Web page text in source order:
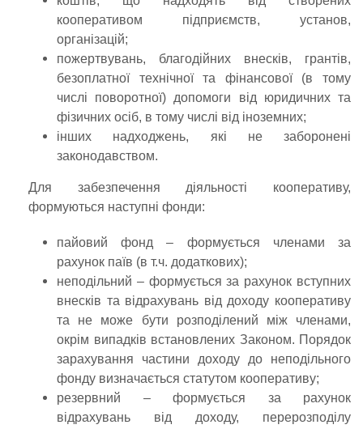
кооперативом підприємств, установ,
організацій;
пожертвувань, благодійних внесків, грантів,
безоплатної технічної та фінансової (в тому
числі поворотної) допомоги від юридичних та
фізичних осіб, в тому числі від іноземних;
інших надходжень, які не заборонені
законодавством.
Для забезпечення діяльності кооперативу,
формуються наступні фонди:
пайовий фонд – формується членами за
рахунок паїв (в т.ч. додаткових);
неподільний – формується за рахунок вступних
внесків та відрахувань від доходу кооперативу
та не може бути розподілений між членами,
окрім випадків встановлених Законом. Порядок
зарахування частини доходу до неподільного
фонду визначається статутом кооперативу;
резервний – формується за рахунок
відрахувань від доходу, перерозподілу